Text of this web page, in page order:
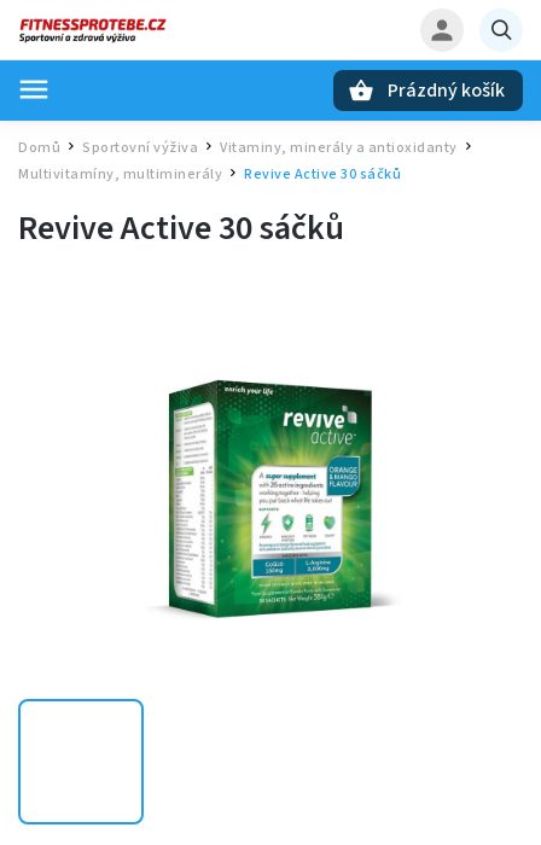
Prázdný košík
Domů / Sportovní výživa / Vitaminy, minerály a antioxidanty
Multivitamíny, multiminerály / Revive Active 30 sáčků
Revive Active 30 sáčků